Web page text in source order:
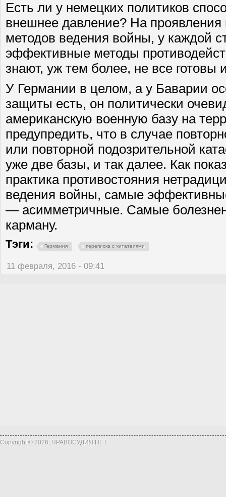
Есть ли у немецких политиков
внешнее давление? На проявления
методов ведения войны, у каждой
эффективные методы
знают, уж тем более, не все готовы
У Германии в целом, а у Баварии
защиты есть, он политически
американскую военную базу на
предупредить, что в случае
или повторной подозрительной
уже две базы, и так далее. Как
практика противостояния
ведения войны, самые
— асимметричные. Самые
карману.
Тэги: Германия переписка с читателями
11 февраля, 2016 - 09:41
Copyright © 2026, ПРАВОСУДИЯ.НЕТ